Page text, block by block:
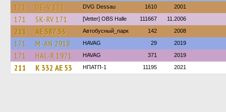
171 DE-V 171 DVG Dessau 1610 2001
171 SK-RV 171 [Vetter] OBS Halle 111667 11.2006
211 АЕ 587 53 Автобусный_парк 142 2008
171 M-AN 2918 HAVAG 29 2019
171 HAL-R 1971 HAVAG 371 2019
211 К 332 АЕ 53 НПАТП-1 11195 2021